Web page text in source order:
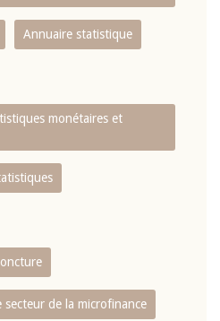
Annuaire statistique
monétaires et
secteur de la microfinance